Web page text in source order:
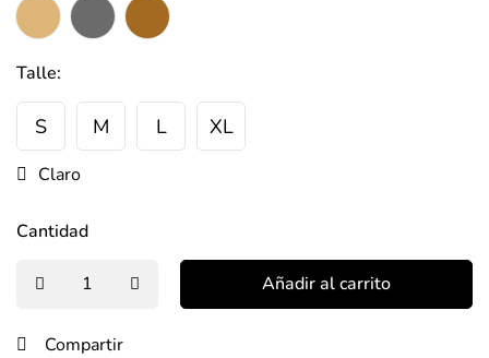
Talle:
S M L XL
Claro
Cantidad
Añadir al carrito
Compartir